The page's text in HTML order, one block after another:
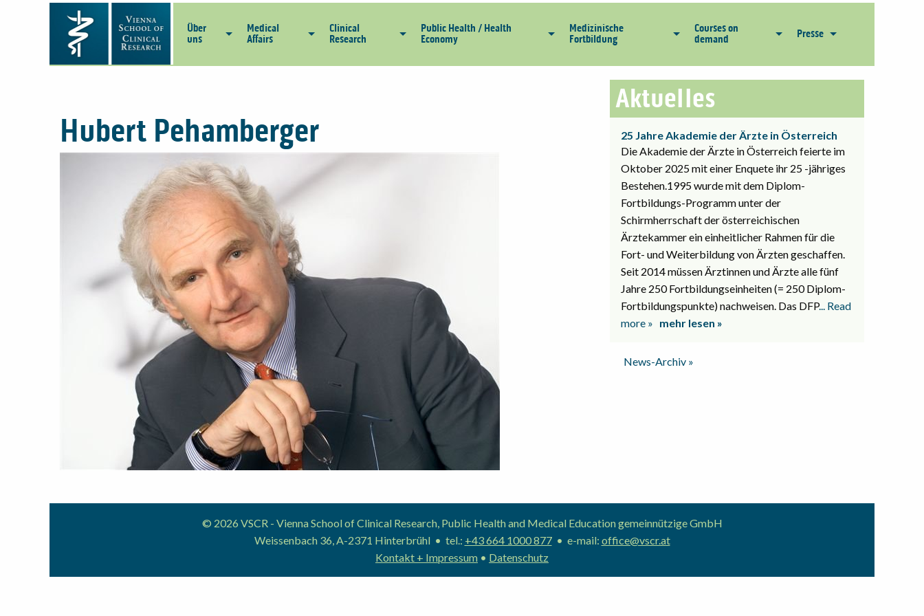
Über
uns
Medical
Affairs
Clinical
Research
Public Health / Health
Economy
Medizinische
Fortbildung
Courses on
demand
Presse
Hubert Pehamberger
News-Archiv »
Aktuelles
25 Jahre Akademie der Ärzte in Österreich
Die Akademie der Ärzte in Österreich feierte im
Oktober 2025 mit einer Enquete ihr 25 -jähriges
Bestehen.1995 wurde mit dem Diplom-
Fortbildungs-Programm unter der
Schirmherrschaft der österreichischen
Ärztekammer ein einheitlicher Rahmen für die
Fort- und Weiterbildung von Ärzten geschaffen.
Seit 2014 müssen Ärztinnen und Ärzte alle fünf
Jahre 250 Fortbildungseinheiten (= 250 Diplom-
Fortbildungspunkte) nachweisen. Das DFP... Read
more » mehr lesen »
© 2026 VSCR - Vienna School of Clinical Research, Public Health and Medical Education gemeinnützige GmbH
Weissenbach 36, A-2371 Hinterbrühl • tel.: +43 664 1000 877• e-mail: office@vscr.at
Kontakt + Impressum • Datenschutz